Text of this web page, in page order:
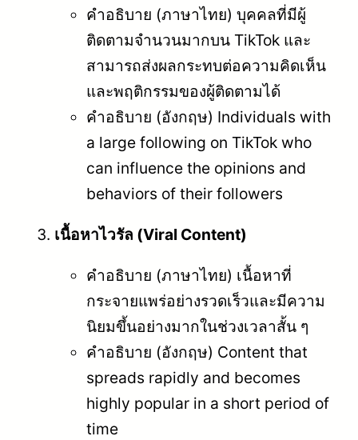
คำอธิบาย (ภาษาไทย) บุคคลที่มีผู้
ติดตามจำนวนมากบน TikTok และ
สามารถส่งผลกระทบต่อความคิดเห็น
และพฤติกรรมของผู้ติดตามได้
คำอธิบาย (อังกฤษ) Individuals with
a large following on TikTok who
can influence the opinions and
behaviors of their followers
เนื้อหาไวรัล (Viral Content)
คำอธิบาย (ภาษาไทย) เนื้อหาที่
กระจายแพร่อย่างรวดเร็วและมีความ
นิยมขึ้นอย่างมากในช่วงเวลาสั้น ๆ
คำอธิบาย (อังกฤษ) Content that
spreads rapidly and becomes
highly popular in a short period of
time